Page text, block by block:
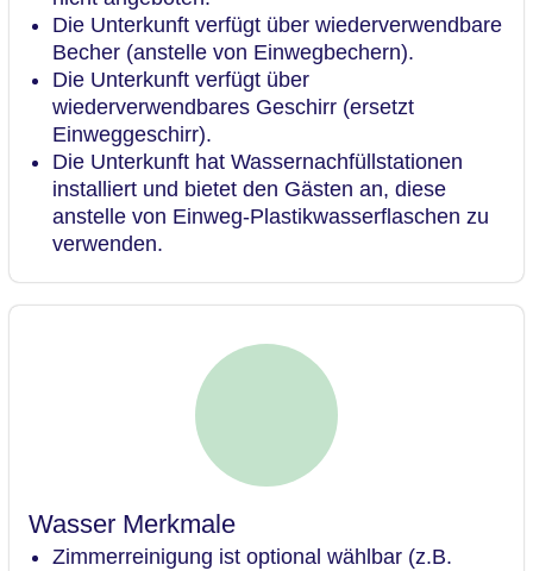
Die Unterkunft verfügt über wiederverwendbare
Becher (anstelle von Einwegbechern).
Die Unterkunft verfügt über
wiederverwendbares Geschirr (ersetzt
Einweggeschirr).
Die Unterkunft hat Wassernachfüllstationen
installiert und bietet den Gästen an, diese
anstelle von Einweg-Plastikwasserflaschen zu
verwenden.
Wasser Merkmale
Zimmerreinigung ist optional wählbar (z.B.